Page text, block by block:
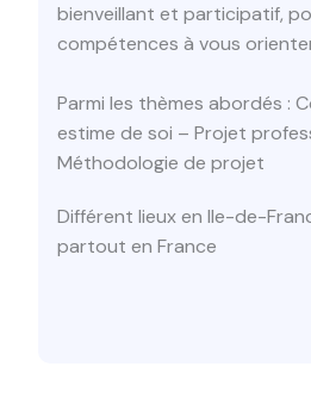
bienveillant et participatif,
compétences à vous
Parmi les thèmes abordés :
estime de soi – Projet
Méthodologie de projet
Différent lieux en Ile-de-
partout en France